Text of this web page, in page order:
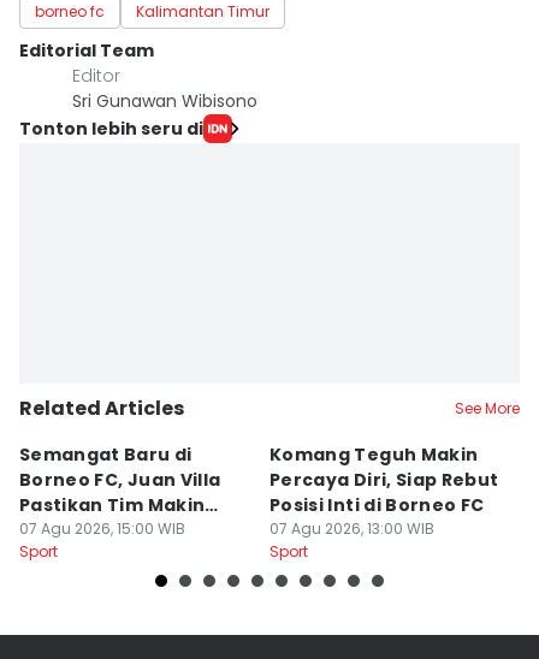
borneo fc Kalimantan Timur
Editorial Team
Editor
Sri Gunawan Wibisono
Tonton lebih seru di
Related Articles See More
Semangat Baru di
Borneo FC, Juan Villa
Pastikan Tim Makin
Kompak
07 Agu 2026, 15:00 WIB
Sport
Komang Teguh Makin
Percaya Diri, Siap Rebut
Posisi Inti di Borneo FC
07 Agu 2026, 13:00 WIB
Sport